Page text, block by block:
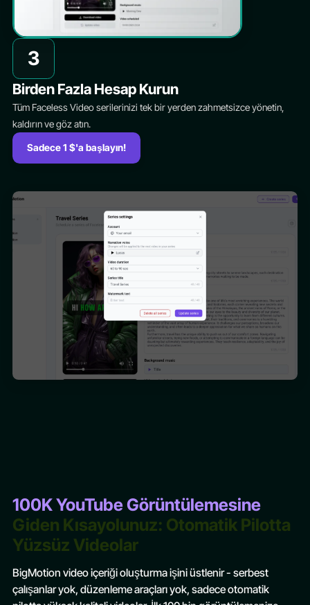
3
Birden Fazla Hesap Kurun
Tüm Faceless Video serilerinizi tek bir yerden zahmetsizce yönetin,
kaldırın ve göz atın.
Sadece 1 $'a başlayın!
100K YouTube Görüntülemesine
Giden Kısayolunuz: Otomatik Pilotta
Yüzsüz Videolar
BigMotion video içeriği oluşturma işini üstlenir - serbest
çalışanlar yok, düzenleme araçları yok, sadece otomatik